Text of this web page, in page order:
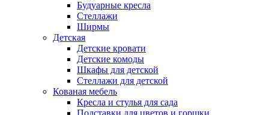
Будуарные кресла
Стеллажи
Ширмы
Детская
Детские кровати
Детские комоды
Шкафы для детской
Стеллажи для детской
Кованая мебель
Кресла и стулья для сада
Подставки для цветов и горшки